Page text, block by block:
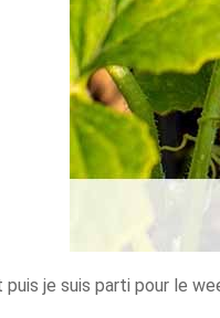
puis je suis parti pour le